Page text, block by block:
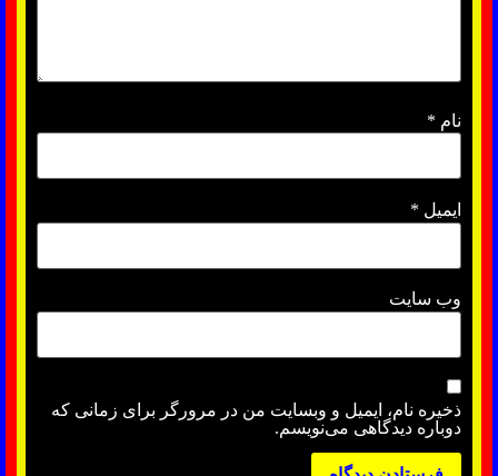
نام *
ایمیل *
وب‌ سایت
ذخیره نام، ایمیل و وبسایت من در مرورگر برای زمانی که
دوباره دیدگاهی می‌نویسم.